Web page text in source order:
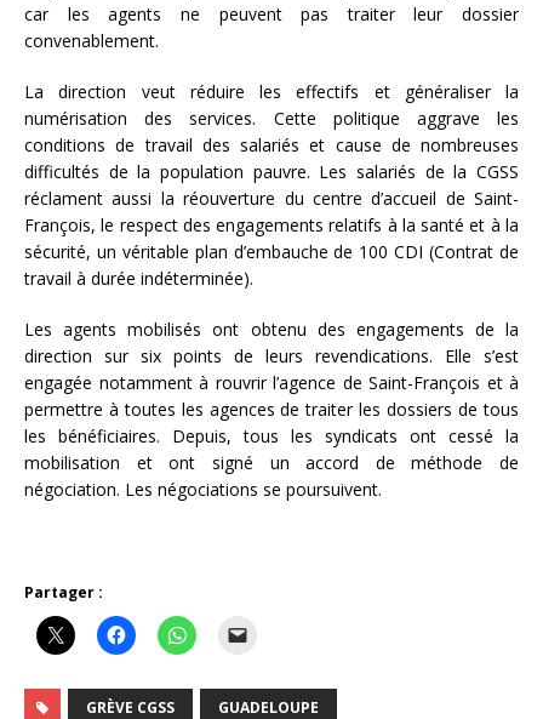
car les agents ne peuvent pas traiter leur dossier
convenablement.
La direction veut réduire les effectifs et généraliser la
numérisation des services. Cette politique aggrave les
conditions de travail des salariés et cause de nombreuses
difficultés de la population pauvre. Les salariés de la CGSS
réclament aussi la réouverture du centre d’accueil de Saint-
François, le respect des engagements relatifs à la santé et à la
sécurité, un véritable plan d’embauche de 100 CDI (Contrat de
travail à durée indéterminée).
Les agents mobilisés ont obtenu des engagements de la
direction sur six points de leurs revendications. Elle s’est
engagée notamment à rouvrir l’agence de Saint-François et à
permettre à toutes les agences de traiter les dossiers de tous
les bénéficiaires. Depuis, tous les syndicats ont cessé la
mobilisation et ont signé un accord de méthode de
négociation. Les négociations se poursuivent.
Partager :
GRÈVE CGSS GUADELOUPE